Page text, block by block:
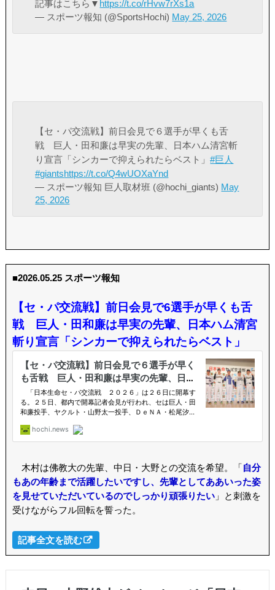
記事はこちら▼ https://t.co/rHvw7rXs1a
— スポーツ報知 (@SportsHochi) May 25, 2026
【セ・パ交流戦】前日会見で６選手が早くも舌
戦 巨人・田和廉は早実の先輩、日本ハム清宮斬
り宣言「シンカーで抑えられたらベスト」#巨人
#giantshttps://t.co/Q4wUOXaYnd
— スポーツ報知 巨人取材班 (@hochi_giants) May
25, 2026
■2026.05.25 スポーツ報知
【セ・パ交流戦】前日会見で6選手が早くも舌
戦 巨人・田和廉は早実の先輩、日本ハム清宮
斬り宣言「シンカーで抑えられたらベスト」
木村は佛教大の先輩、中日・大野との交流を希望。「自分
もあの年齢まで活躍したいですし、先輩としてああいった姿
を見せていただいているのでしっかり頑張りたい」と刺激を
受けながらフル回転を誓った。
記事全文を読む